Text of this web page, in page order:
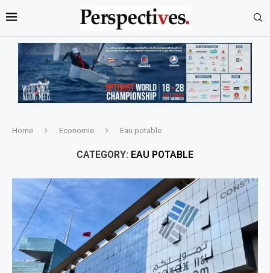
Home Economie Eau potable
CATEGORY: EAU POTABLE